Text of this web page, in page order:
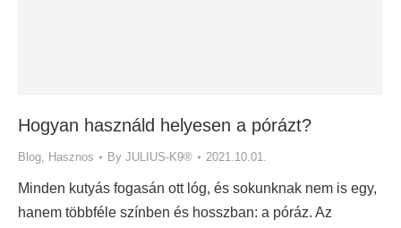
Hogyan használd helyesen a pórázt?
Blog, Hasznos By JULIUS-K9® 2021.10.01.
Minden kutyás fogasán ott lóg, és sokunknak nem is egy,
hanem többféle színben és hosszban: a póráz. Az